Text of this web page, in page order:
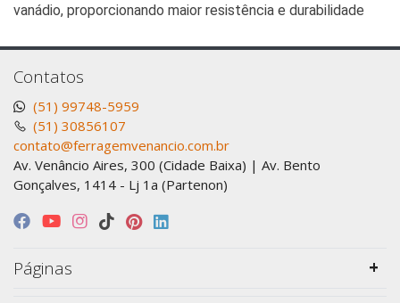
vanádio, proporcionando maior resistência e durabilidade
Contatos
(51) 99748-5959
(51) 30856107
contato@ferragemvenancio.com.br
Av. Venâncio Aires, 300 (Cidade Baixa) | Av. Bento
Gonçalves, 1414 - Lj 1a (Partenon)
Páginas